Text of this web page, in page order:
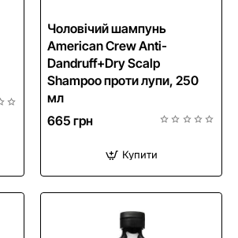
Чоловічий шампунь
American Crew Anti-
Dandruff+Dry Scalp
Shampoo проти лупи, 250
мл
665 грн
Купити